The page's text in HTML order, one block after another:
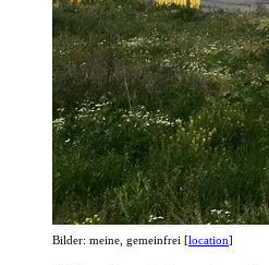
Bilder: meine, gemeinfrei [ location